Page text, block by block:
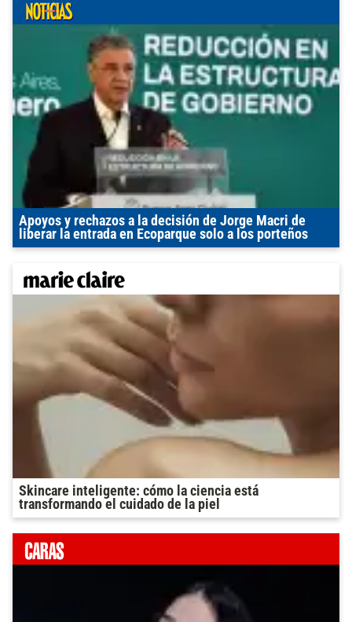
Apoyos y rechazos a la decisión de Jorge Macri de
liberar la entrada en Ecoparque solo a los porteños
Skincare inteligente: cómo la ciencia está
transformando el cuidado de la piel